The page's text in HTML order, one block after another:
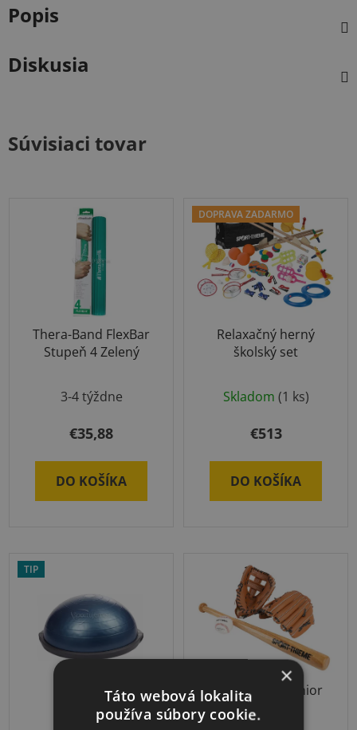
Popis
Diskusia
Súvisiaci tovar
Thera-Band FlexBar
Stupeň 4 Zelený
hodnotenie
produktu
5,0
z
3-4 týždne
€35,88
DO KOŠÍKA
DOPRAVA ZADARMO
Relaxačný herný
školský set
Skladom (1 ks)
€513
DO KOŠÍKA
TIP
BOSU PRO Baseball SET Junior
×
Táto webová lokalita
používa súbory cookie.